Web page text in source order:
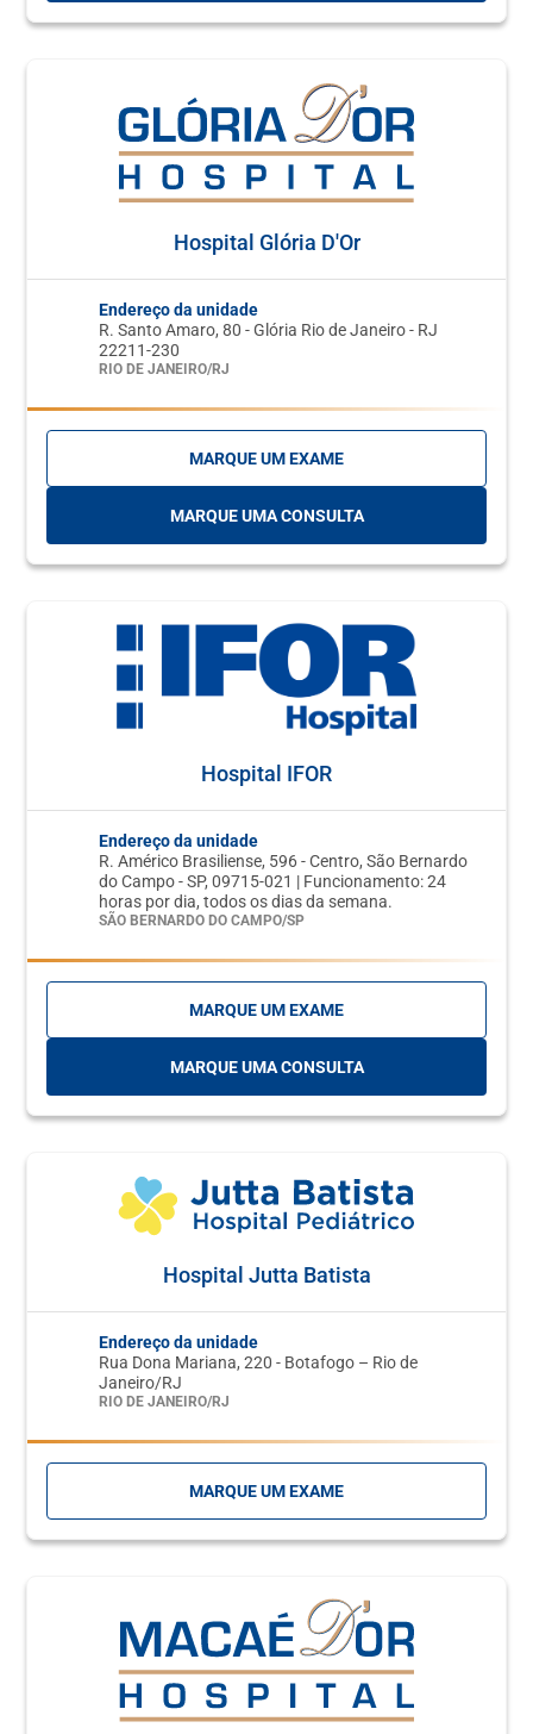
Hospital Glória D'Or
Endereço da unidade
R. Santo Amaro, 80 - Glória Rio de Janeiro - RJ
22211-230
RIO DE JANEIRO/RJ
MARQUE UM EXAME
MARQUE UMA CONSULTA
Hospital IFOR
Endereço da unidade
R. Américo Brasiliense, 596 - Centro, São Bernardo
do Campo - SP, 09715-021 | Funcionamento: 24
horas por dia, todos os dias da semana.
SÃO BERNARDO DO CAMPO/SP
MARQUE UM EXAME
MARQUE UMA CONSULTA
Hospital Jutta Batista
Endereço da unidade
Rua Dona Mariana, 220 - Botafogo – Rio de
Janeiro/RJ
RIO DE JANEIRO/RJ
MARQUE UM EXAME